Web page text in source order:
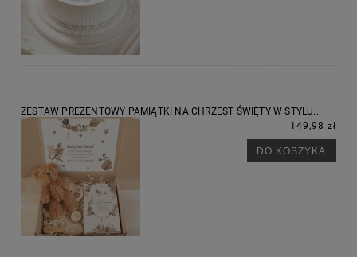
ZESTAW PREZENTOWY PAMIĄTKI NA CHRZEST ŚWIĘTY W STYLU...
149,98 zł
DO KOSZYKA